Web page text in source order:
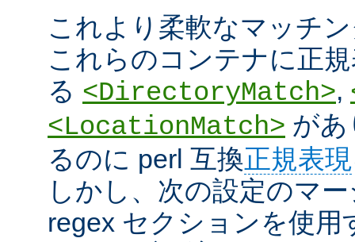
これより柔軟なマッチ
これらのコンテナに正
る <DirectoryMatch>,
<LocationMatch> があ
るのに perl 互換正規表現
しかし、次の設定のマ
regex セクションを使